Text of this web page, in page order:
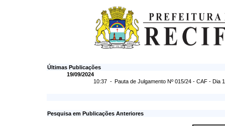
Últimas Publicações
19/09/2024
10:37 - Pauta de Julgamento Nº 015/24 - CAF - Dia
Pesquisa em Publicações Anteriores